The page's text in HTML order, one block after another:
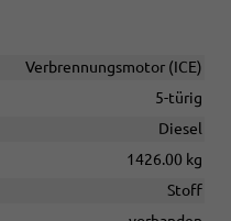
Verbrennungsmotor (ICE)
5-türig
Diesel
1426.00 kg
Stoff